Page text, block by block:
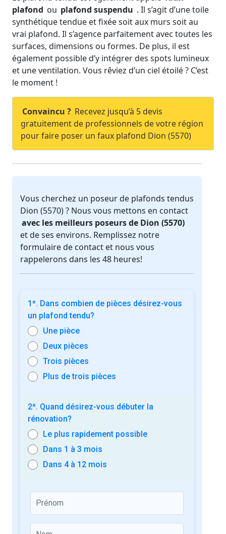
plafond ou plafond suspendu . Il s’agit d’une toile
synthétique tendue et fixée soit aux murs soit au
vrai plafond. Il s’agence parfaitement avec toutes les
surfaces, dimensions ou formes. De plus, il est
également possible d’y intégrer des spots lumineux
et une ventilation. Vous rêviez d’un ciel étoilé ? C’est
le moment !
Convaincu ? Recevez jusqu’à 5 devis
gratuitement de professionnels de votre région
pour faire poser un faux plafond Dion (5570)
Vous cherchez un poseur de plafonds tendus
Dion (5570) ? Nous vous mettons en contact
avec les meilleurs poseurs de Dion (5570)
et de ses environs. Remplissez notre
formulaire de contact et nous vous
rappelerons dans les 48 heures!
1*. Dans combien de pièces désirez-vous
un plafond tendu?
Une pièce
Deux pièces
Trois pièces
Plus de trois pièces
2*. Quand désirez-vous débuter la
rénovation?
Le plus rapidement possible
Dans 1 à 3 mois
Dans 4 à 12 mois